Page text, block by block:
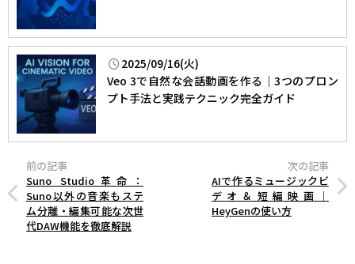
2025/09/16(火)
Veo 3で自然な会話動画を作る｜3つのプロン
プト手法と実践テクニック完全ガイド
前の記事
Suno Studio革命：
Suno以外の音楽もステ
ム分離・編集可能な次世
代DAW機能を徹底解説
次の記事
AIで作るミュージックビ
デオ＆短編映画｜
HeyGenの使い方